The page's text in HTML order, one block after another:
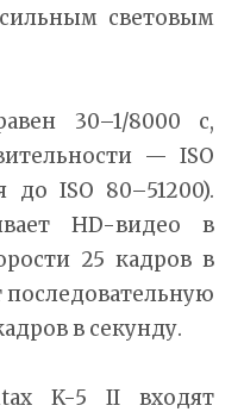
световым
30–1/8000 с,
— ISO
до ISO 80–51200).
HD-видео в
25 кадров в
последовательную
в секунду.
K-5 II входят